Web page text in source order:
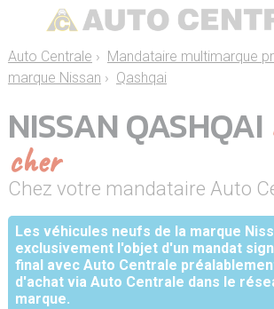
Auto Centrale › Mandataire multimarque
marque Nissan › Qashqai
NISSAN QASHQAI
cher
Chez votre mandataire Auto
Les véhicules neufs de la marque
exclusivement l'objet d'un mandat
final avec Auto Centrale
d'achat via Auto Centrale dans le
marque.